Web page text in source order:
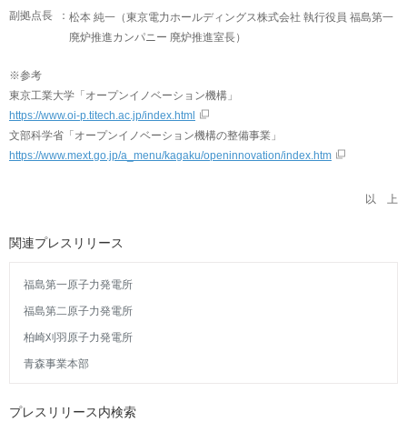
副拠点長 ： 松本 純一（東京電力ホールディングス株式会社 執行役員 福島第一
廃炉推進カンパニー 廃炉推進室長）
※参考
東京工業大学「オープンイノベーション機構」
https://www.oi-p.titech.ac.jp/index.html
文部科学省「オープンイノベーション機構の整備事業」
https://www.mext.go.jp/a_menu/kagaku/openinnovation/index.htm
以 上
関連プレスリリース
福島第一原子力発電所
福島第二原子力発電所
柏崎刈羽原子力発電所
青森事業本部
プレスリリース内検索